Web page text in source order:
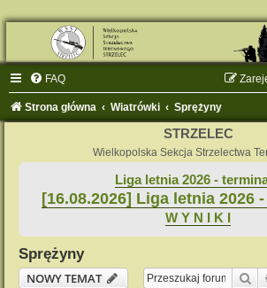
FAQ
Strona główna Wiatrówki Sprężyny
STRZELEC
Wielkopolska Sekcja Strzelectwa
Liga letnia 2026 -
[16.08.2026] Liga letnia 2026
W Y N I K I
Sprężyny
NOWY TEMAT